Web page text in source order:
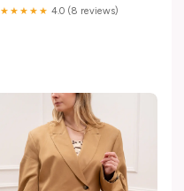
★★★★★ 4.0 (8 reviews)